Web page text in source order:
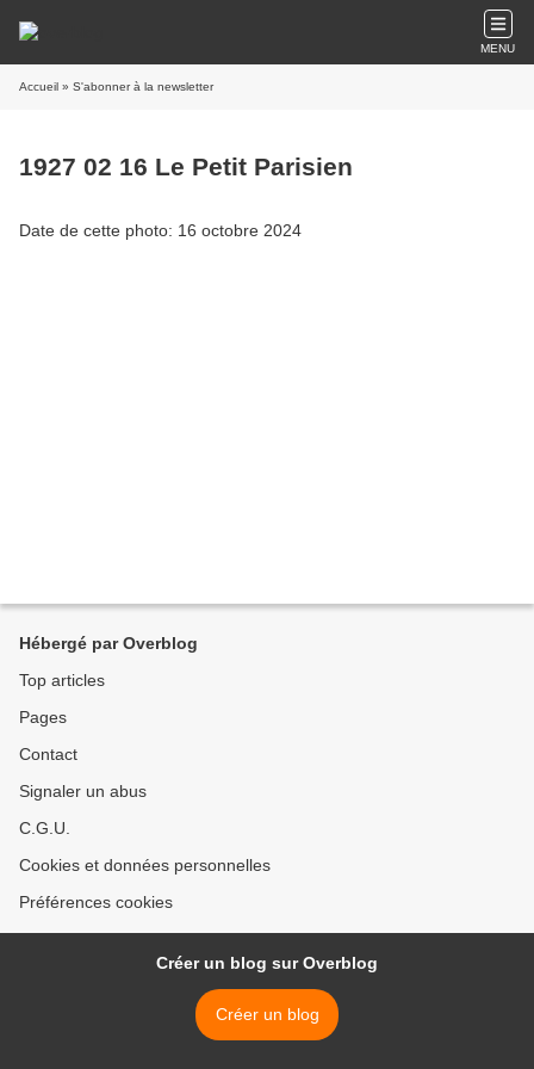
MENU
Accueil » S'abonner à la newsletter
1927 02 16 Le Petit Parisien
Date de cette photo: 16 octobre 2024
Hébergé par Overblog
Top articles
Pages
Contact
Signaler un abus
C.G.U.
Cookies et données personnelles
Préférences cookies
Créer un blog sur Overblog
Créer un blog